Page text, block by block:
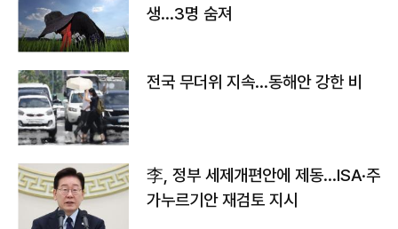
생…3명 숨져
전국 무더위 지속…동해안 강한 비
李, 정부 세제개편안에 제동…ISA·주
가누르기안 재검토 지시